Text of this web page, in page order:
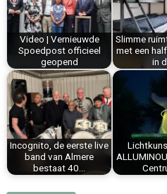
o
k
e
s
t
I
n
p
p
Video | Vernieuwde
Spoedpost officieel
geopend
Slimme
met een
in
Incognito, de eerste live
band van Almere
bestaat 40…